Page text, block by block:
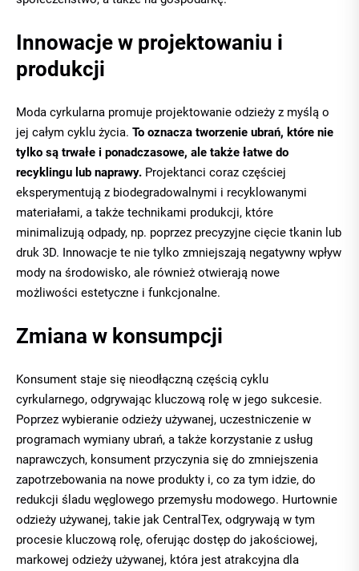
Innowacje w projektowaniu i
produkcji
Moda cyrkularna promuje projektowanie odzieży z myślą o
jej całym cyklu życia. To oznacza tworzenie ubrań, które nie
tylko są trwałe i ponadczasowe, ale także łatwe do
recyklingu lub naprawy. Projektanci coraz częściej
eksperymentują z biodegradowalnymi i recyklowanymi
materiałami, a także technikami produkcji, które
minimalizują odpady, np. poprzez precyzyjne cięcie tkanin lub
druk 3D. Innowacje te nie tylko zmniejszają negatywny wpływ
mody na środowisko, ale również otwierają nowe
możliwości estetyczne i funkcjonalne.
Zmiana w konsumpcji
Konsument staje się nieodłączną częścią cyklu
cyrkularnego, odgrywając kluczową rolę w jego sukcesie.
Poprzez wybieranie odzieży używanej, uczestniczenie w
programach wymiany ubrań, a także korzystanie z usług
naprawczych, konsument przyczynia się do zmniejszenia
zapotrzebowania na nowe produkty i, co za tym idzie, do
redukcji śladu węglowego przemysłu modowego. Hurtownie
odzieży używanej, takie jak CentralTex, odgrywają w tym
procesie kluczową rolę, oferując dostęp do jakościowej,
markowej odzieży używanej, która jest atrakcyjna dla